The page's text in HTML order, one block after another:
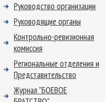
Руководство организации
Руководящие органы
Контрольно-ревизионная
комиссия
Региональные отделения и
Представительство
Журнал "БОЕВОЕ